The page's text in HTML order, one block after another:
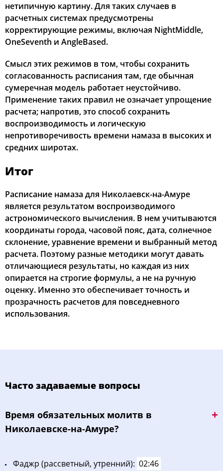
нетипичную картину. Для таких случаев в
расчетных системах предусмотрены
корректирующие режимы, включая NightMiddle,
OneSeventh и AngleBased.
Смысл этих режимов в том, чтобы сохранить
согласованность расписания там, где обычная
сумеречная модель работает неустойчиво.
Применение таких правил не означает упрощение
расчета; напротив, это способ сохранить
воспроизводимость и логическую
непротиворечивость времени намаза в высоких и
средних широтах.
Итог
Расписание намаза для Николаевск-на-Амуре
является результатом воспроизводимого
астрономического вычисления. В нем учитываются
координаты города, часовой пояс, дата, солнечное
склонение, уравнение времени и выбранный метод
расчета. Поэтому разные методики могут давать
отличающиеся результаты, но каждая из них
опирается на строгие формулы, а не на ручную
оценку. Именно это обеспечивает точность и
прозрачность расчетов для повседневного
использования.
Часто задаваемые вопросы
Bpeмя oбязaтeльных мoлитв в
Николаевске-на-Амуре?
Фaджp (рассветный, утренний): 02:46